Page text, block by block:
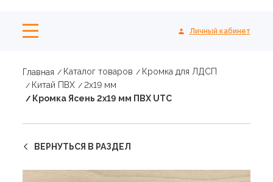
Личный кабинет
Главная Каталог товаров
Кромка для ЛДСП
Китай ПВХ
2х19 мм
Кромка Ясень 2х19 мм ПВХ UTC
ВЕРНУТЬСЯ В РАЗДЕЛ